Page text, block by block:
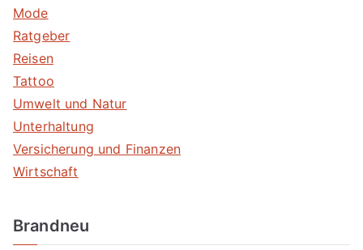
Mode
Ratgeber
Reisen
Tattoo
Umwelt und Natur
Unterhaltung
Versicherung und Finanzen
Wirtschaft
Brandneu